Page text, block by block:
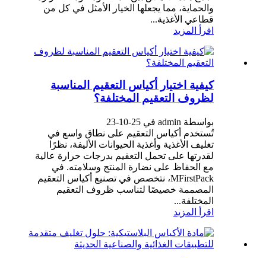
والحماية، مما يجعلها الخيار الأمثل في كل من
قطاعي الأغذية...
اقرأ المزيد
كيفية اختيار أكياس التعقيم المناسبة
لظروف التعقيم المختلفة؟
بواسطة admin في 25-10-23
تُستخدم أكياس التعقيم على نطاق واسع في
تغليف الأغذية وأغذية الحيوانات الأليفة، نظرًا
لقدرتها على تحمل التعقيم بدرجات حرارة عالية
مع الحفاظ على نضارة المنتج وسلامته. في
MFirstPack، نتخصص في تصنيع أكياس التعقيم
المصممة خصيصًا لتناسب ظروف التعقيم
المختلفة...
اقرأ المزيد